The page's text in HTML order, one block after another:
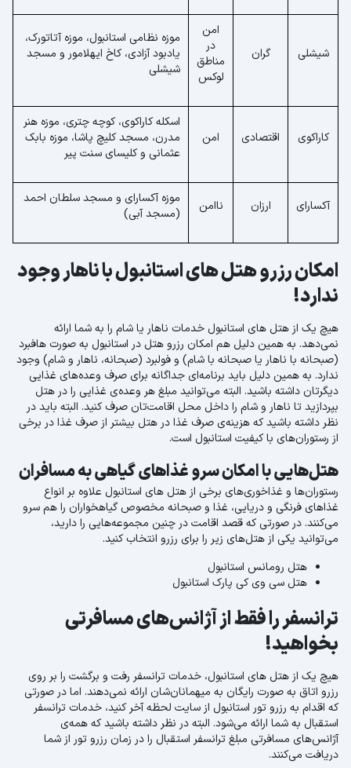
شیشلی گران
امن
در
مناطق
لوکس
موزه نظامی استانبول، موزه آتاتورک،
یادبود آزادی، کاخ ایهلامور و مسجد
شیشلی
کاراکوی اقتصادی امن
اسکله کاراکوی، کوچه چتری، موزه هنر
مدرن، مسجد کلیچ پاشا، موزه بابک
عثمانی و کلیسای سنت پیر
آکسارای ارزان ناامن
موزه آکسارای و مسجد سلطان احمد
(مسجد آبی)
امکان رزرو هتل های استانبول با ناهار وجود
ندارد!
هیچ یک از هتل های استانبول خدمات ناهار یا شام را به شما ارائه
نمی‌دهد. به همین دلیل هم امکان رزرو هتل در استانبول به صورت هافبرد
(صبحانه با ناهار یا صبحانه با شام) و فولبرد (صبحانه، ناهار و شام) وجود
ندارد. به همین دلیل باید برنامه‌ای جداگانه برای صرف وعده‌های غذایی
دیگرتان داشته باشید. البته می‌‌توانید مبلغ هر وعده‌ی غذایی را در هتل
بپردازید تا ناهار و شام را داخل محل اقامت‌تان صرف کنید. البته باید در
نظر داشته باشید که هزینه‌ی صرف غذا در هتل بیشتر از صرف غذا در برخی
از رستوران‌های با کیفیت استانبول است.
هتل‌هایی با امکان سرو غذاهای گیاهی به مسافران
رستوران‌ها و غذاخوری‌های برخی از هتل های استانبول علاوه بر انواع
غذاهای فرنگی و دریایی، غذا و صبحانه مخصوص گیاهخواران را هم سرو
می‌کنند. در صورتی که قصد اقامت در چنین مجموعه‌هایی را دارید،
می‌توانید یکی از هتل‌های زیر را برای رزرو انتخاب کنید.
هتل رومانس استانبول
هتل سی وی کی پارک استانبول
ترانسفر را فقط از آژانس‌های مسافرتی
بخواهید!
هیچ یک از هتل های استانبول، خدمات ترانسفر رفت و برگشت را بر روی
رزرو اتاق به صورت رایگان به میهمانان‌شان ارائه نمی‌دهند. اما در صورتی
که اقدام به رزرو تور استانبول از سایت لحظه آخر کنید، خدمات ترانسفر
استقبال به شما ارائه می‌شود. البته در نظر داشته باشید که همه‌ی
آژانس‌های مسافرتی مبلغ ترانسفر استقبال را در زمان رزرو تور از شما
دریافت می‌کنند.